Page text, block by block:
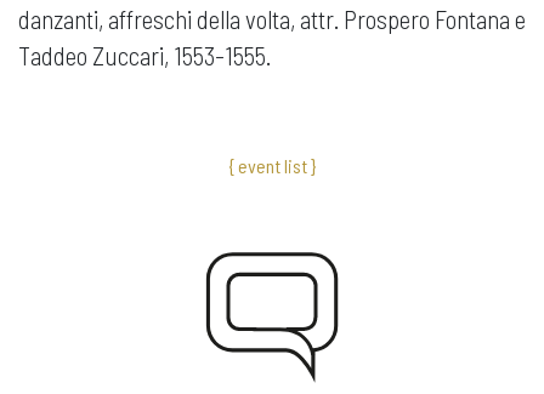
danzanti, affreschi della volta, attr. Prospero Fontana e
Taddeo Zuccari, 1553-1555.
{ event list }